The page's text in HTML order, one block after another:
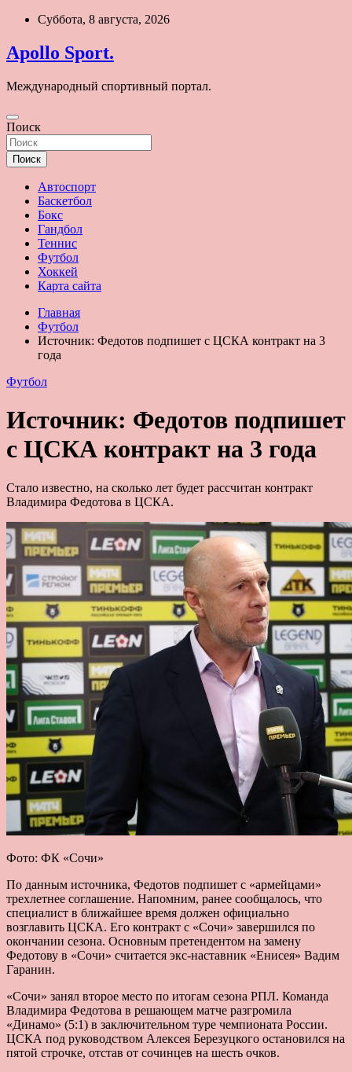
Перейти
содержимому
Суббота, 8 августа, 2026
Apollo Sport.
Международный спортивный портал.
Поиск
Поиск
Автоспорт
Баскетбол
Бокс
Гандбол
Теннис
Футбол
Хоккей
Карта сайта
Главная
Футбол
Источник: Федотов подпишет с ЦСКА контракт на 3
года
Футбол
Источник: Федотов подпишет
с ЦСКА контракт на 3 года
Стало известно, на сколько лет будет рассчитан контракт
Владимира Федотова в ЦСКА.
Фото: ФК «Сочи»
По данным источника, Федотов подпишет с «армейцами»
трехлетнее соглашение. Напомним, ранее сообщалось, что
специалист в ближайшее время должен официально
возглавить ЦСКА. Его контракт с «Сочи» завершился по
окончании сезона. Основным претендентом на замену
Федотову в «Сочи» считается экс-наставник «Енисея» Вадим
Гаранин.
«Сочи» занял второе место по итогам сезона РПЛ. Команда
Владимира Федотова в решающем матче разгромила
«Динамо» (5:1) в заключительном туре чемпионата России.
ЦСКА под руководством Алексея Березуцкого остановился на
пятой строчке, отстав от сочинцев на шесть очков.